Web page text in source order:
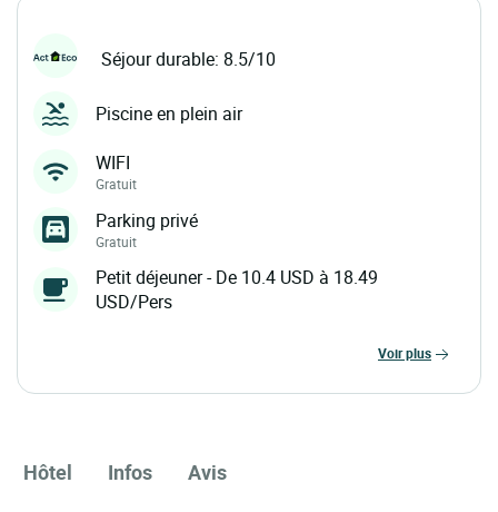
Séjour durable: 8.5/10
Piscine en plein air
WIFI
Gratuit
Parking privé
Gratuit
Petit déjeuner - De 10.4 USD à 18.49
USD/Pers
voir plus
Hôtel Infos Avis